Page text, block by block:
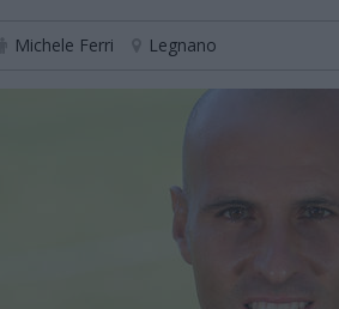
Michele Ferri Legnano